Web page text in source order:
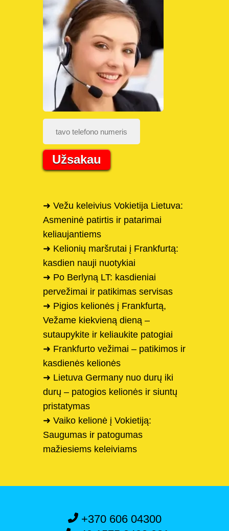
Užsakau
➜ Vežu keleivius Vokietija Lietuva:
Asmeninė patirtis ir patarimai
keliaujantiems
➜ Kelionių maršrutai į Frankfurtą:
kasdien nauji nuotykiai
➜ Po Berlyną LT: kasdieniai
pervežimai ir patikimas servisas
➜ Pigios kelionės į Frankfurtą,
Vežame kiekvieną dieną –
sutaupykite ir keliaukite patogiai
➜ Frankfurto vežimai – patikimos ir
kasdienės kelionės
➜ Lietuva Germany nuo durų iki
durų – patogios kelionės ir siuntų
pristatymas
➜ Vaiko kelionė į Vokietiją:
Saugumas ir patogumas
mažiesiems keleiviams
+370 606 04300